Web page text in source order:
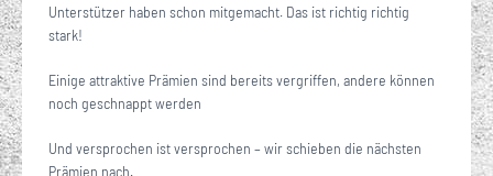
Unterstützer haben schon mitgemacht. Das ist richtig richtig
stark!
Einige attraktive Prämien sind bereits vergriffen, andere können
noch geschnappt werden
Und versprochen ist versprochen – wir schieben die nächsten
Prämien nach.